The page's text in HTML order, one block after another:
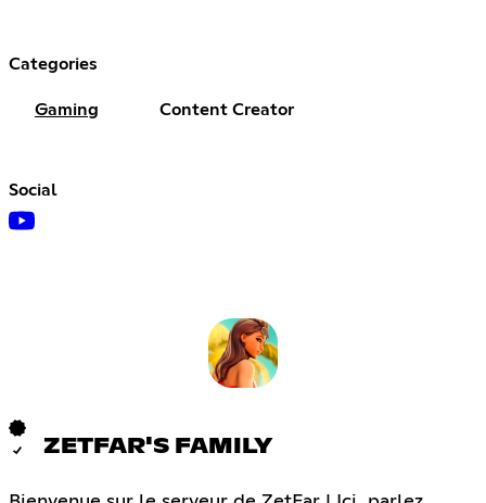
Categories
Gaming Content Creator
Social
ZETFAR'S FAMILY